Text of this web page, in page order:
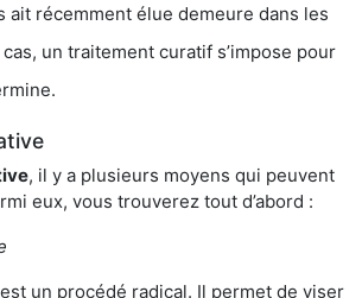
ait récemment élue demeure dans les
un traitement curatif s’impose pour
, il y a plusieurs moyens qui peuvent
eux, vous trouverez tout d’abord :
est un procédé radical. Il permet de viser